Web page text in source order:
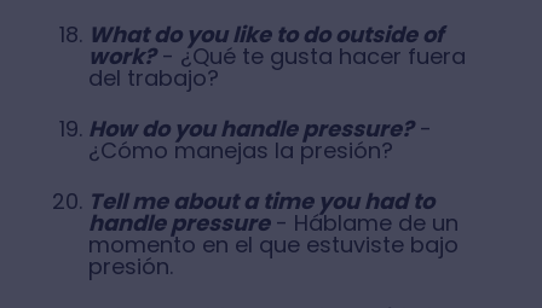
What do you like to do outside of
work?- ¿Qué te gusta hacer fuera
del trabajo?
How do you handle pressure?-
¿Cómo manejas la presión?
Tell me about a time you had to
handle pressure- Háblame de un
momento en el que estuviste bajo
presión.